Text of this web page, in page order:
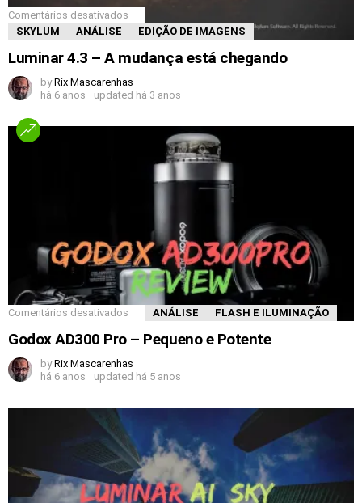
Comentários desativados
SKYLUM
ANÁLISE EDIÇÃO DE IMAGENS
Luminar 4.3 – A mudança está chegando
by Rix Mascarenhas
há 6 anos
updated há 3 anos
Comentários desativados ANÁLISE FLASH E ILUMINAÇÃO
Godox AD300 Pro – Pequeno e Potente
by Rix Mascarenhas
há 6 anos
updated há 5 anos